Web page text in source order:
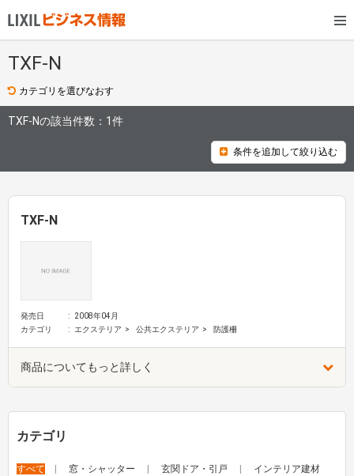
TXF-N
カテゴリを選びなおす
TXF-Nの該当件数： 1件
条件を追加して絞り込む
TXF-N
発売日
2008年04月
カテゴリ
エクステリア 公共エクステリア 防護柵
商品についてもっと詳しく
カテゴリ
すべて 窓・シャッター 玄関ドア・引戸
インテリア建材